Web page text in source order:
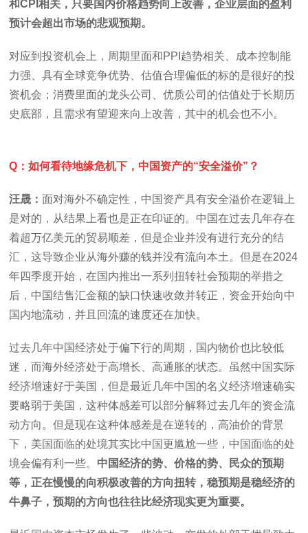
和CPI相关，只要国内价格趋势向上改善，企业层面的盈利
预计会超出市场的悲观预期。
对应到投资机会上，周期里面和PPI趋势相关、成本控制能
力强、具有全球竞争优势、估值合理偏低的标的是很好的投
资机会；消费里面的龙头公司、优质公司的估值处于长期历
史底部，且需求有望迎来向上改善，其中的机会也不小。
Q：如何看待地缘危机下，中国资产的“安全溢价”？
汪晟：面对海外不确定性，中国资产具有安全溢价在逻辑上
是对的，从结果上看也是正在印证的。中国在过去几年存在
着超万亿美元的贸易顺差，但是企业并没有进行充分的结
汇，这导致企业从海外赚的钱并没有流向本土。但是在2024
年四季度开始，在国内推出一系列扭转社会预期的举措之
后，中国结售汇金额的缺口快速收敛并转正，资金开始向中
国内地流动，并且回流的速度还在加快。
过去几年中国经济处于偏下行的周期，国内物价也比较低
迷，而海外经济处于高增长、高通胀的状态。虽然中国实际
经济增速好于美国，但是最近几年中国的名义经济增速确实
要略弱于美国，这种体感差可以部分解释过去几年的资金流
动方向。但是现在这种体感差是在逆转的，高油价的背景
下，美国面临的处境其实比中国更尴尬一些，中国面临的处
境会偏有利一些。 中国经济的势、价格的势、民众的预期
等，正在慢慢的向积极改善的方向扭转，稳预期是稳经济的
牛鼻子，预期的方向也往往比经济现实更为重要。